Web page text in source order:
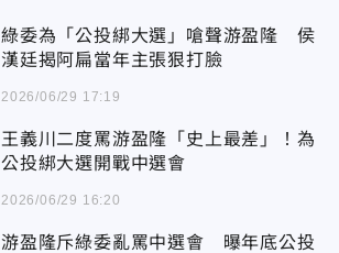
綠委為「公投綁大選」嗆聲游盈隆 侯
漢廷揭阿扁當年主張狠打臉
2026/06/29 17:19
王義川二度罵游盈隆「史上最差」！為
公投綁大選開戰中選會
2026/06/29 16:20
游盈隆斥綠委亂罵中選會 曝年底公投